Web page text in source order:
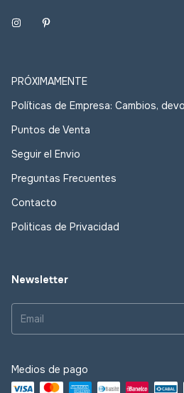
PRÓXIMAMENTE
Políticas de Empresa: Cambios,
Puntos de Venta
Seguir el Envio
Preguntas Frecuentes
Contacto
Politicas de Privacidad
Newsletter
Medios de pago